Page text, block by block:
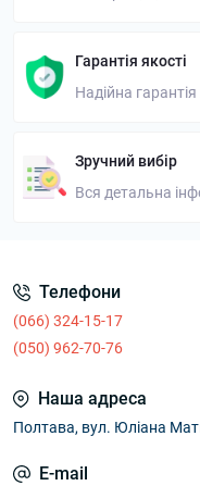
Гарантія якості
Надійна
Зручний вибір
Вся детальна
Телефони
(066) 324-15-17
(050) 962-70-76
Наша адреса
Полтава, вул. Юліана
E-mail